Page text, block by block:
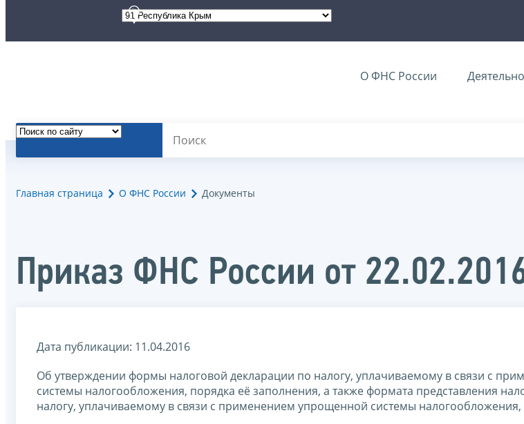
О ФНС России
Главная страница О ФНС России Документы
Приказ ФНС России от
Дата публикации: 11.04.2016
Об утверждении формы налоговой декларации по налогу, уплачиваемому в связи с
системы налогообложения, порядка её заполнения, а также формата представления
налогу, уплачиваемому в связи с применением упрощенной системы